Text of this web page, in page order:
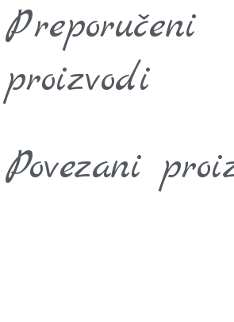
Preporučeni
proizvodi
Povezani